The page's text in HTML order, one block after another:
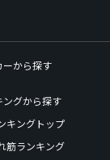
ーから探す
ングから探す
キングトップ
筋ランキング